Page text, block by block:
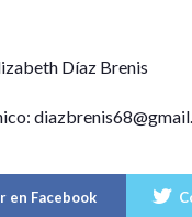
Díaz Brenis
en Facebook